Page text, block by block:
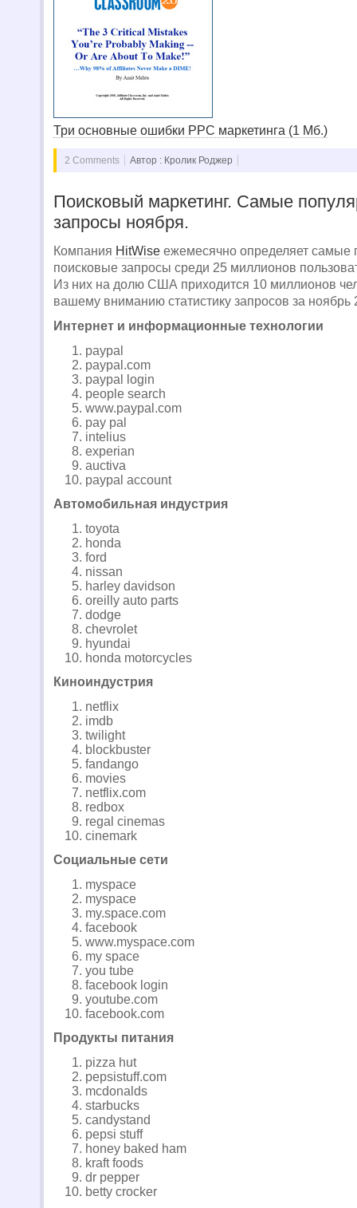
Три основные ошибки PPC маркетинга (1 Мб.)
2 Comments Автор : Кролик Роджер
Поисковый маркетинг. Самые
запросы ноября.
Компания HitWise ежемесячно определяет самые
поисковые запросы среди 25 миллионов
Из них на долю США приходится 10 миллионов
вашему вниманию статистику запросов за ноябрь
Интернет и информационные технологии
paypal
paypal.com
paypal login
people search
www.paypal.com
pay pal
intelius
experian
auctiva
paypal account
Автомобильная индустрия
toyota
honda
ford
nissan
harley davidson
oreilly auto parts
dodge
chevrolet
hyundai
honda motorcycles
Киноиндустрия
netflix
imdb
twilight
blockbuster
fandango
movies
netflix.com
redbox
regal cinemas
cinemark
Социальные сети
myspace
myspace
my.space.com
facebook
www.myspace.com
my space
you tube
facebook login
youtube.com
facebook.com
Продукты питания
pizza hut
pepsistuff.com
mcdonalds
starbucks
candystand
pepsi stuff
honey baked ham
kraft foods
dr pepper
betty crocker